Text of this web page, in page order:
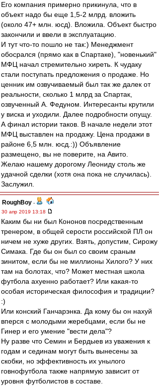
Его компания примерно прикинула, что в
объект надо бы еще 1,5-2 млрд. вложить
(около 47+ млн. юсд). Вложила. Объект быстро
закончили и ввели в эксплуатацию.
И тут что-то пошло не так:) Менеджмент
обосрался (прямо как в Спартаке), "новенький"
МФЦ начал стремительно хиреть. К чудаку
стали поступать предложения о продаже. Но
ценник им озвучиваемый был так же далек от
реальности, сколько 1 млрд за Спартак,
озвученный А. Федуном. Интересанты крутили
у виска и уходили. Далее подробности опущу.
А финал истории таков. В начале недели этот
МФЦ выставлен на продажу. Цена продажи в
районе 6,5 млн. юсд.:)) Объявление
размещено, вы не поверите, на Авито.
Желаю нашему дорогому Леониду столь же
удачной сделки (хотя она пока не случилась).
Заслужил.
RoughBoy -
30 апр 2019 13:18
Каким бы ни был Кононов посредственным
тренером, в общей серости российской ПЛ он
ничем не хуже других. Взять, допустим, Сирожу
Симака. Где бы он был со своим сраным
зинитом, если бы не миллионы Хилого? У них
там на болотах, что? Может местная школа
футбола ахуенно работает? Или какая-то
особая историческая философия и традиции?
:)
Или конский Ганчарэнка. Да кому бы он нахуй
вперся с молодыми жеребцами, если бы не
Гинер и его умение "вести дела"?
Ну разве что Семин и Бердыев из уважения к
годам и сединам могут быть вынесены за
скобки, но эффективность их унылого
говнофутбола также напрямую зависит от
уровня футболистов в составе.